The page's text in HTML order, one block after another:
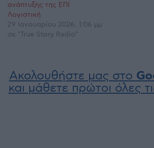
ανάπτυξης της ΕΠΙ
Λογιστική
29 Ιανουαρίου 2026, 1:06 μμ
σε "True Story Radio"
Ακολουθήστε μας στο
και μάθετε πρώτοι όλες